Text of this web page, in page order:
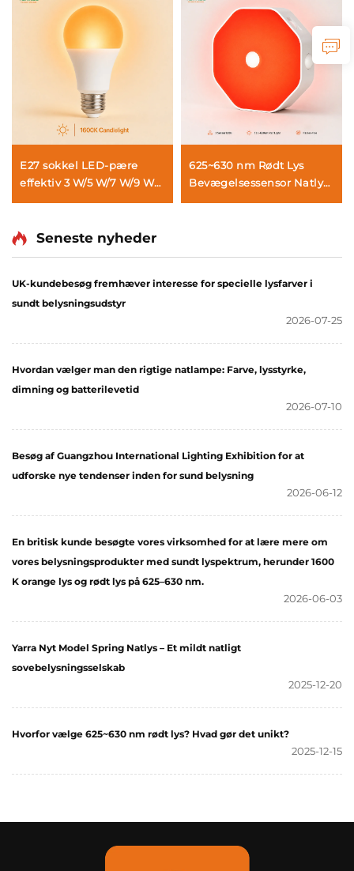
E27 sokkel LED-pære
effektiv 3 W/5 W/7 W/9 W
til soveværelse og stue
625~630 nm Rødt Lys
Bevægelsessensor Natlys
Seneste nyheder
UK-kundebesøg fremhæver interesse for specielle lysfarver i
sundt belysningsudstyr
2026-07-25
Hvordan vælger man den rigtige natlampe: Farve, lysstyrke,
dimning og batterilevetid
2026-07-10
Besøg af Guangzhou International Lighting Exhibition for at
udforske nye tendenser inden for sund belysning
2026-06-12
En britisk kunde besøgte vores virksomhed for at lære mere om
vores belysningsprodukter med sundt lyspektrum, herunder 1600
K orange lys og rødt lys på 625–630 nm.
2026-06-03
Yarra Nyt Model Spring Natlys – Et mildt natligt
sovebelysningsselskab
2025-12-20
Hvorfor vælge 625~630 nm rødt lys? Hvad gør det unikt?
2025-12-15